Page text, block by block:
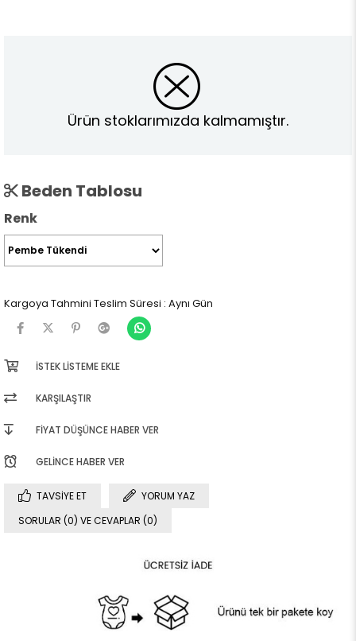
Ürün stoklarımızda kalmamıştır.
Beden Tablosu
Renk
Kargoya Tahmini Teslim Süresi : Aynı Gün
İSTEK LISTEME EKLE
KARŞILAŞTIR
FIYAT DÜŞÜNCE HABER VER
GELINCE HABER VER
TAVSIYE ET
YORUM YAZ
SORULAR (0) VE CEVAPLAR (0)